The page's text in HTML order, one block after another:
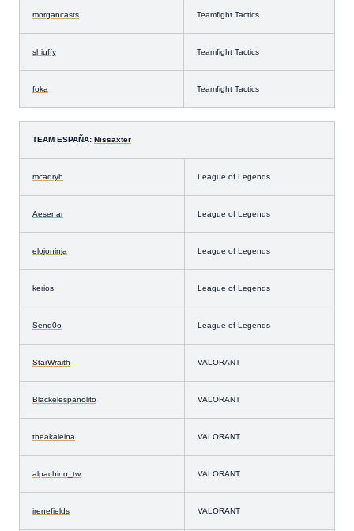
morgancasts Teamfight Tactics
shiuffy Teamfight Tactics
foka Teamfight Tactics
TEAM ESPAÑA: Nissaxter
mcadryh League of Legends
Aesenar League of Legends
elojoninja League of Legends
kerios League of Legends
Send0o League of Legends
StarWraith VALORANT
Blackelespanolito VALORANT
theakaleina VALORANT
alpachino_tw VALORANT
irenefields VALORANT